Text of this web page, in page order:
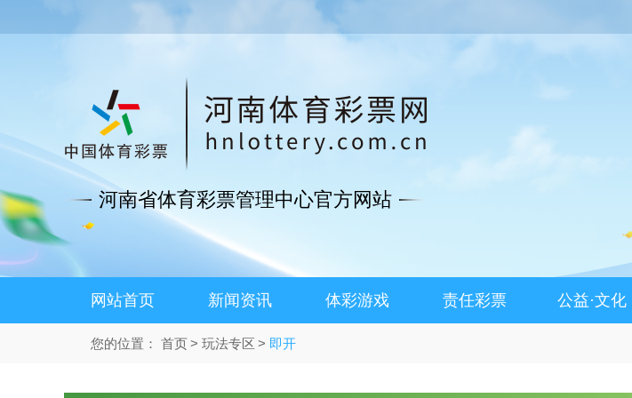
河南省体育彩票管理中心官方网站
网站首页 新闻资讯 体彩游戏 责任彩票 公益·文化
您的位置： 首页 玩法专区 即开